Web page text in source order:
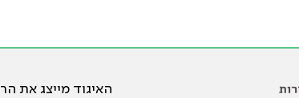
האיגוד מייצג את